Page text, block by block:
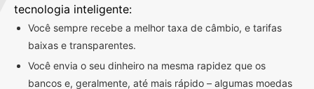
tecnologia inteligente:
Você sempre recebe a melhor taxa de câmbio, e tarifas
baixas e transparentes.
Você envia o seu dinheiro na mesma rapidez que os
bancos e, geralmente, até mais rápido – algumas moedas